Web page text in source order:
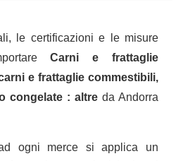
le certificazioni e le misure
Carni e frattaglie
e frattaglie commestibili,
congelate : altre da Andorra
ogni merce si applica un